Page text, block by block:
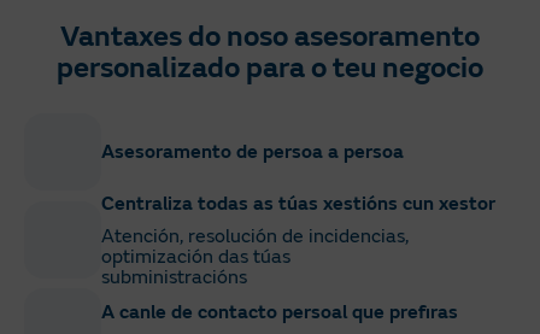
Vantaxes do noso asesoramento
personalizado para o teu negocio
Asesoramento de persoa a persoa
Centraliza todas as túas xestións cun xestor
Atención, resolución de incidencias,
optimización das túas
subministracións
A canle de contacto persoal que prefiras